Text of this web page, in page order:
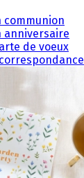
communion
anniversaire
de voeux